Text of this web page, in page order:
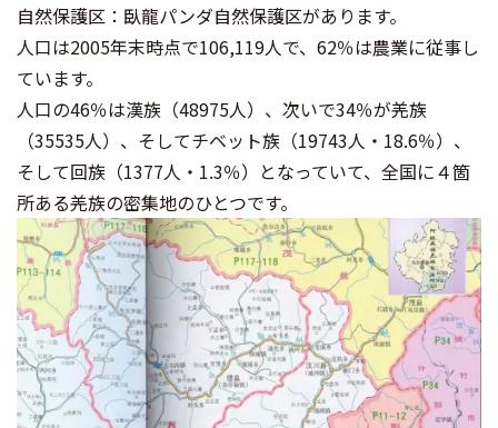
自然保護区：臥龍パンダ自然保護区があります。
人口は2005年末時点で106,119人で、62％は農業に従事し
ています。
人口の46％は漢族（48975人）、次いで34％が羌族
（35535人）、そしてチベット族（19743人・18.6％）、
そして回族（1377人・1.3％）となっていて、全国に４箇
所ある羌族の密集地のひとつです。